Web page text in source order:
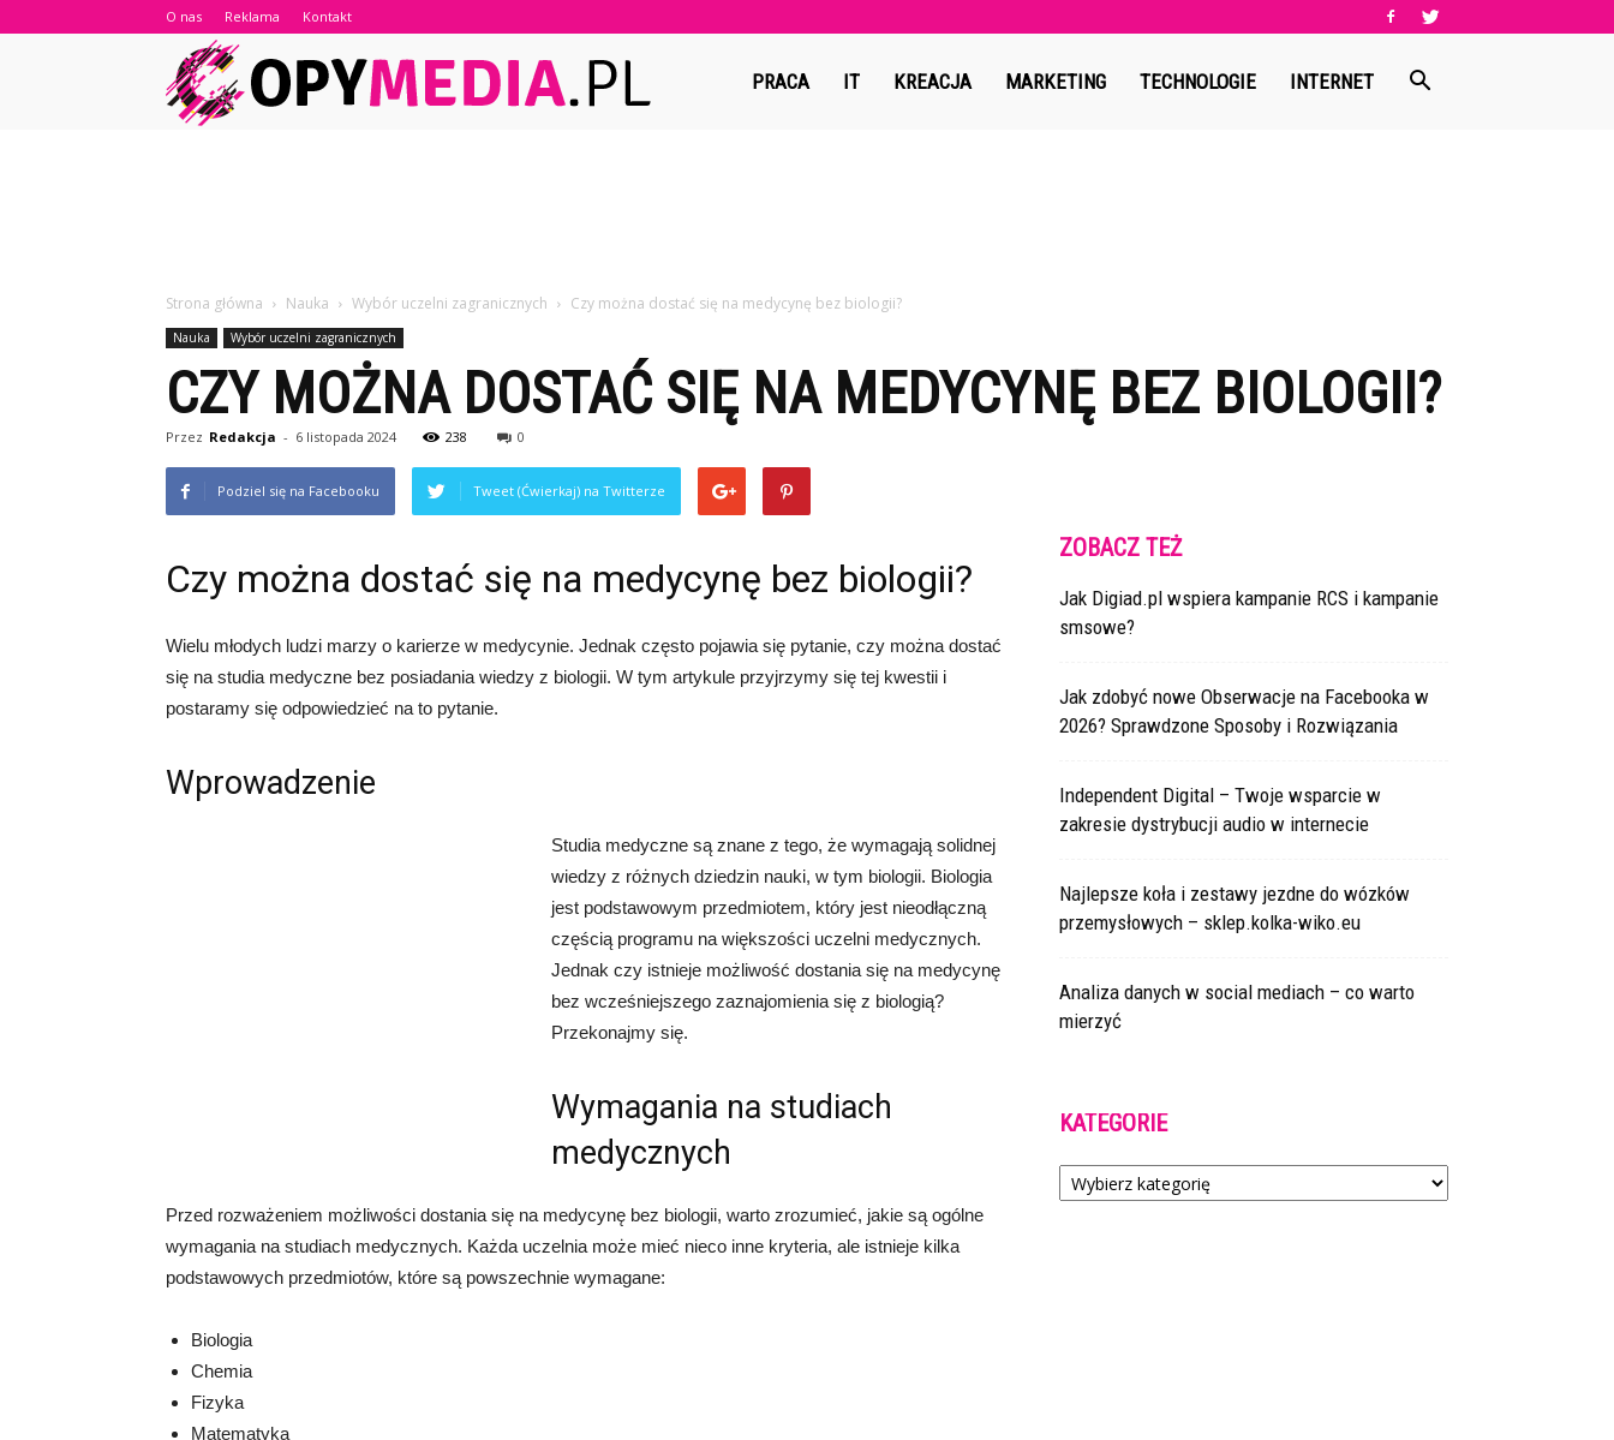
O nas Reklama Kontakt
Copymedia.plPRACA IT KREACJA MARKETING TECHNOLOGIE INTERNET
Strona główna Nauka Wybór uczelni zagranicznych Czy można dostać się na medycynę bez biologii?
Nauka Wybór uczelni zagranicznych
CZY MOŻNA DOSTAĆ SIĘ NA MEDYCYNĘ BEZ BIOLOGII?
Przez Redakcja - 6 listopada 2024 238 0
Podziel się na Facebooku Tweet (Ćwierkaj) na Twitterze
Czy można dostać się na medycynę bez biologii?
Wielu młodych ludzi marzy o karierze w medycynie. Jednak często pojawia się pytanie, czy można dostać
się na studia medyczne bez posiadania wiedzy z biologii. W tym artykule przyjrzymy się tej kwestii i
postaramy się odpowiedzieć na to pytanie.
Wprowadzenie
Studia medyczne są znane z tego, że wymagają solidnej
wiedzy z różnych dziedzin nauki, w tym biologii. Biologia
jest podstawowym przedmiotem, który jest nieodłączną
częścią programu na większości uczelni medycznych.
Jednak czy istnieje możliwość dostania się na medycynę
bez wcześniejszego zaznajomienia się z biologią?
Przekonajmy się.
Wymagania na studiach
medycznych
Przed rozważeniem możliwości dostania się na medycynę bez biologii, warto zrozumieć, jakie są ogólne
wymagania na studiach medycznych. Każda uczelnia może mieć nieco inne kryteria, ale istnieje kilka
podstawowych przedmiotów, które są powszechnie wymagane:
Biologia
Chemia
Fizyka
Matematyka
ZOBACZ TEŻ
Jak Digiad.pl wspiera kampanie RCS i kampanie
smsowe?
Jak zdobyć nowe Obserwacje na Facebooka w
2026? Sprawdzone Sposoby i Rozwiązania
Independent Digital – Twoje wsparcie w
zakresie dystrybucji audio w internecie
Najlepsze koła i zestawy jezdne do wózków
przemysłowych – sklep.kolka-wiko.eu
Analiza danych w social mediach – co warto
mierzyć
KATEGORIE
Kategorie